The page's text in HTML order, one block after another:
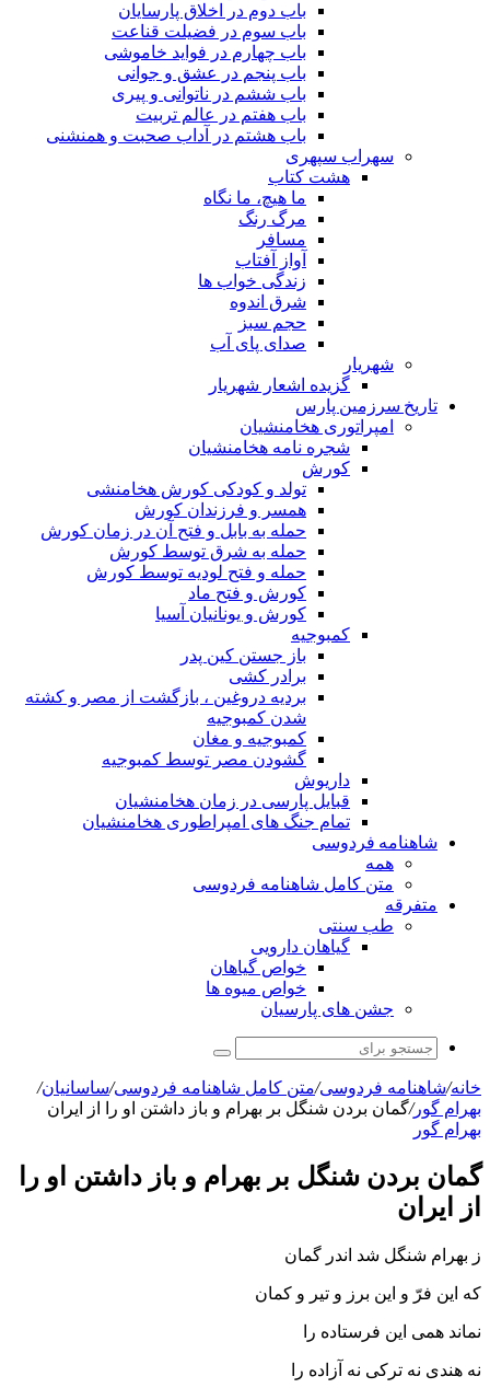
باب دوم در اخلاق پارسایان
باب سوم در فضیلت قناعت
باب چهارم در فواید خاموشى
باب پنجم در عشق و جوانى
باب ششم در ناتوانى و پیرى
باب هفتم در عالم تربیت
باب هشتم در آداب صحبت و همنشنى
سهراب سپهری
هشت کتاب
ما هیچ، ما نگاه
مرگ رنگ
مسافر
آواز آفتاب
زندگی خواب ها
شرق اندوه
حجم سبز
صدای پای آب
شهریار
گزیده اشعار شهریار
تاریخ سرزمین پارس
امپراتوری هخامنشیان
شجره نامه هخامنشیان
کورش
تولد و کودکی کورش هخامنشی
همسر و فرزندان کورش
حمله به بابل و فتح آن در زمان کورش
حمله به شرق توسط کورش
حمله و فتح لودیه توسط کورش
کورش و فتح ماد
کورش و یونانیان آسیا
کمبوجیه
باز جستن کین پدر
برادر کشی
بردیه دروغین ، بازگشت از مصر و کشته
شدن کمبوجیه
کمبوجیه و مغان
گشودن مصر توسط کمبوجیه
داریوش
قبایل پارسی در زمان هخامنشیان
تمام جنگ های امپراطوری هخامنشیان
شاهنامه فردوسی
همه
متن کامل شاهنامه فردوسی
متفرقه
طب سنتی
گیاهان دارویی
خواص گیاهان
خواص میوه ها
جشن های پارسیان
جستجو
برای
خانه/شاهنامه فردوسی/متن کامل شاهنامه فردوسی/ساسانیان/
بهرام گور/گمان بردن شنگل بر بهرام و باز داشتن او را از ایران
بهرام گور
گمان بردن شنگل بر بهرام و باز داشتن او را
از ایران
ز بهرام شنگل شد اندر گمان
که این فرّ و این برز و تیر و کمان‏
نماند همى این فرستاده را
نه هندى نه ترکى نه آزاده را